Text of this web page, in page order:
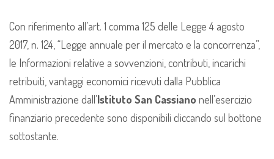
Con riferimento all’art. 1 comma 125 delle Legge 4 agosto
2017, n. 124, “Legge annuale per il mercato e la concorrenza”,
le Informazioni relative a sovvenzioni, contributi, incarichi
retribuiti, vantaggi economici ricevuti dalla Pubblica
Amministrazione dall’Istituto San Cassiano nell’esercizio
finanziario precedente sono disponibili cliccando sul bottone
sottostante.